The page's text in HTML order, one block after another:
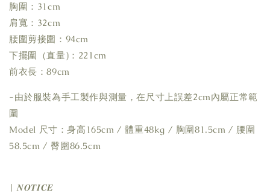
胸圍：31cm
肩寬：32cm
腰圍剪接圍：94cm
下擺圍（直量)：221cm
前衣長：89cm
-由於服裝為手工製作與測量，在尺寸上誤差2cm內屬正常範
圍
Model 尺寸：身高165cm / 體重48kg / 胸圍81.5cm / 腰圍
58.5cm / 臀圍86.5cm
| 𝑵𝑶𝑻𝑰𝑪𝑬